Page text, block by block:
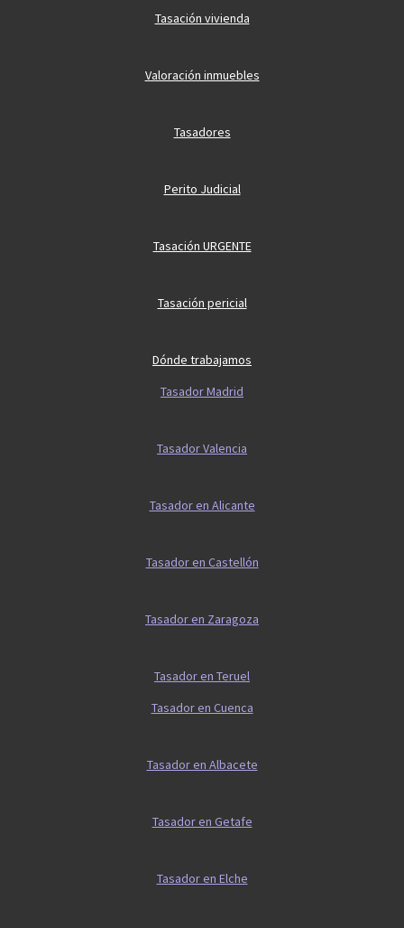
Tasación vivienda
Valoración inmuebles
Tasadores
Perito Judicial
Tasación URGENTE
Tasación pericial
Dónde trabajamos
Tasador Madrid
Tasador Valencia
Tasador en Alicante
Tasador en Castellón
Tasador en Zaragoza
Tasador en Teruel
Tasador en Cuenca
Tasador en Albacete
Tasador en Getafe
Tasador en Elche